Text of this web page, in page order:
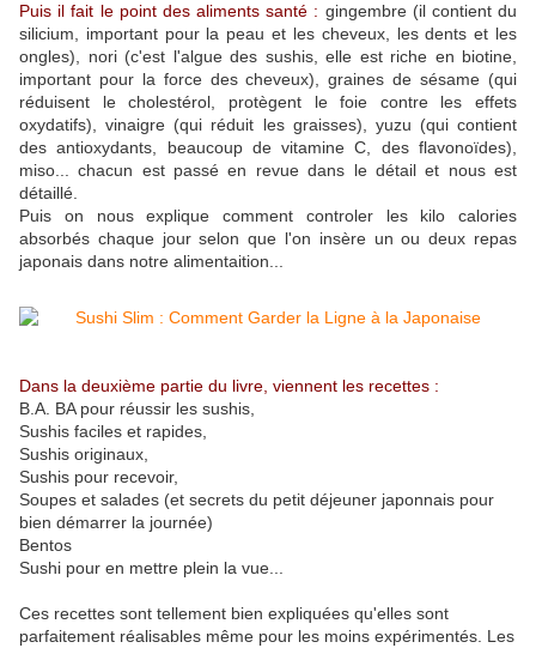
Puis il fait le point des aliments santé : gingembre (il contient du
silicium, important pour la peau et les cheveux, les dents et les
ongles), nori (c'est l'algue des sushis, elle est riche en biotine,
important pour la force des cheveux), graines de sésame (qui
réduisent le cholestérol, protègent le foie contre les effets
oxydatifs), vinaigre (qui réduit les graisses), yuzu (qui contient
des antioxydants, beaucoup de vitamine C, des flavonoïdes),
miso... chacun est passé en revue dans le détail et nous est
détaillé.
Puis on nous explique comment controler les kilo calories
absorbés chaque jour selon que l'on insère un ou deux repas
japonais dans notre alimentaition...
Dans la deuxième partie du livre, viennent les recettes :
B.A. BA pour réussir les sushis,
Sushis faciles et rapides,
Sushis originaux,
Sushis pour recevoir,
Soupes et salades (et secrets du petit déjeuner japonnais pour
bien démarrer la journée)
Bentos
Sushi pour en mettre plein la vue...
Ces recettes sont tellement bien expliquées qu'elles sont
parfaitement réalisables même pour les moins expérimentés. Les